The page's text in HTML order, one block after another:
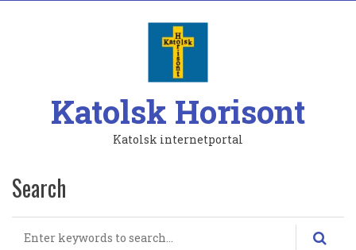
Katolsk Horisont
Katolsk internetportal
Search